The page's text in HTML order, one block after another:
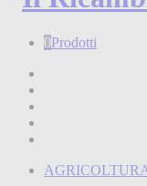
0Prodotti